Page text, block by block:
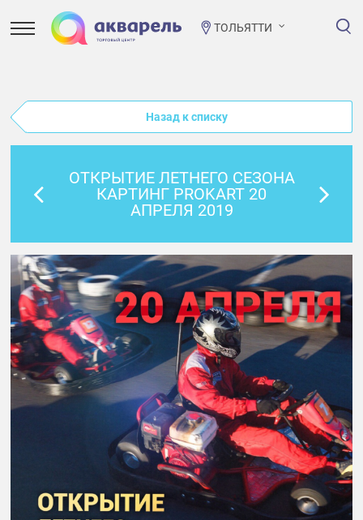
ТОЛЬЯТТИ
Назад к списку
ОТКРЫТИЕ ЛЕТНЕГО СЕЗОНА
КАРТИНГ PROKART 20
АПРЕЛЯ 2019